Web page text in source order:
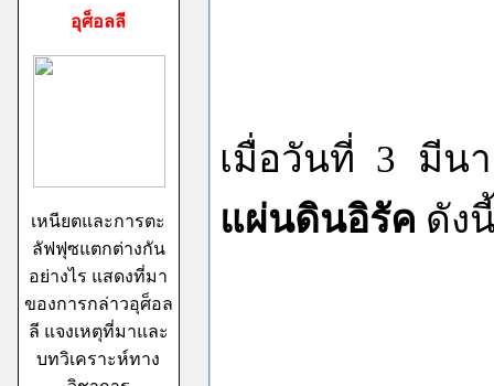
อุศ็อลลี
เหนียตและการตะ
ลัฟฟุซแตกต่างกัน
อย่างไร แสดงที่มา
ของการกล่าวอุศ็อล
ลี แจงเหตุที่มาและ
บทวิเคราะห์ทาง
เมื่อวันที่ 3 มีน
แผ่นดินอิรัค ดัง